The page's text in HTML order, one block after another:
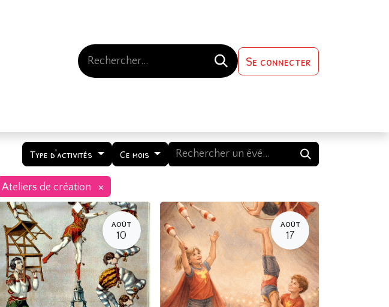
Se connecter
Type d'activités Ce mois
Ateliers de création ×
AOÛT
10
AOÛT
17